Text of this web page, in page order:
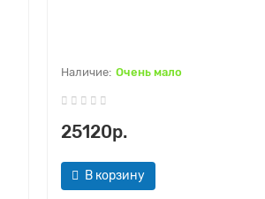
Очень мало
25120р.
В корзину